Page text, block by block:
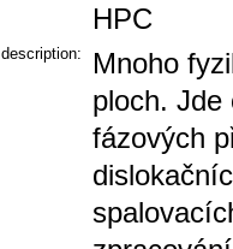
HPC
description:
Mnoho
ploch.
fázových